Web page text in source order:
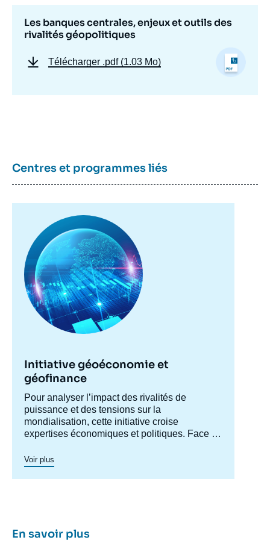
Les banques centrales, enjeux et outils des
rivalités géopolitiques
Télécharger .pdf (1.03 Mo)
Centres et programmes liés
principale
Initiative géoéconomie et
géofinance
Accroche
centre
Pour analyser l’impact des rivalités de
puissance et des tensions sur la
mondialisation, cette initiative croise
expertises économiques et politiques. Face à
décrypter les dynamiques de recomposition :
poussées protectionnistes, sanctions,
restrictions, politiques industrielles ou
relations financières internationales, en
Voir plus
En savoir plus
Image
de
Études, Ifri, 4 mars 2026.
Copier